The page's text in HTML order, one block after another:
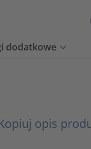
dodatkowe
opis